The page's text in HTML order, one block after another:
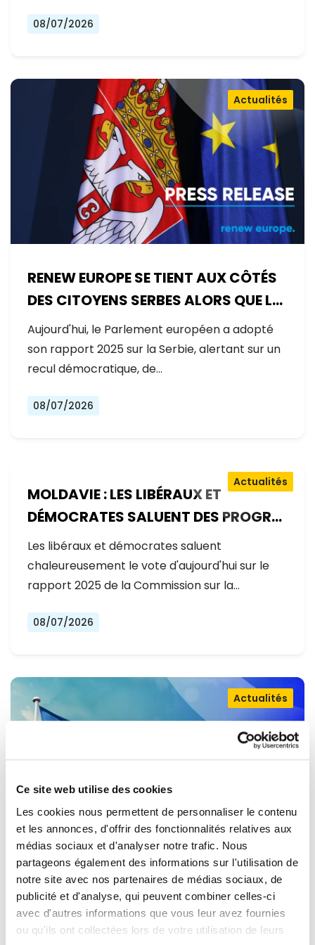
Ce site web utilise des cookies
Les cookies nous permettent de personnaliser le contenu
et les annonces, d'offrir des fonctionnalités relatives aux
médias sociaux et d'analyser notre trafic. Nous
partageons également des informations sur l'utilisation de
notre site avec nos partenaires de médias sociaux, de
publicité et d'analyse, qui peuvent combiner celles-ci
avec d'autres informations que vous leur avez fournies
ou qu'ils ont collectées lors de votre utilisation de leurs
08/07/2026
RENEW EUROPE SE TIENT AUX CÔTÉS
DES CITOYENS SERBES ALORS QUE LE
GOUVERNEMENT RECULE SUR LES
RÉFORMES
Actualités
Aujourd'hui, le Parlement européen a adopté
son rapport 2025 sur la Serbie, alertant sur un
recul démocratique, de…
08/07/2026
MOLDAVIE : LES LIBÉRAUX ET
DÉMOCRATES SALUENT DES PROGRÈS
EXCEPTIONNELS SUR LA VOIE DE
L'ADHÉSION À L'UE
Actualités
Les libéraux et démocrates saluent
chaleureusement le vote d'aujourd'hui sur le
rapport 2025 de la Commission sur la…
08/07/2026
OUVRIR LA PORTE À L'UKRAINE,
MAINTENIR LA PRESSION SUR LA
RUSSIE
Actualités
Renew Europe appelle l'Ukraine à accélérer la